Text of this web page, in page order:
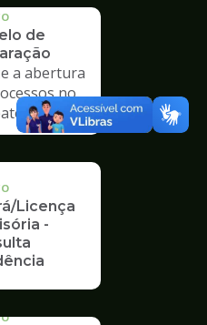
de
a abertura
no
Licença
-